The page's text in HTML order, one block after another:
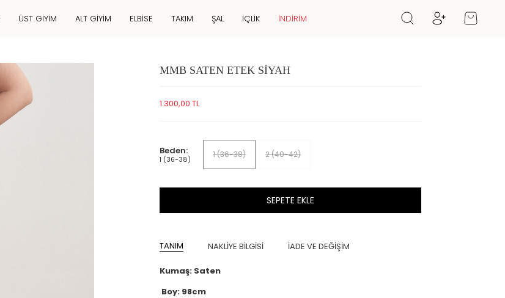
ÜST GIYIM ALT GIYIM ELBISE TAKIM ŞAL İÇLIK İNDİRİM
MMB SATEN ETEK SİYAH
1.300,00 TL
Beden:
1 (36-38) 1 (36-38) 2 (40-42)
SEPETE EKLE
TANIM NAKLİYE BİLGİSİ İADE VE DEĞİŞİM
​Kumaş: Saten
Boy: 98cm